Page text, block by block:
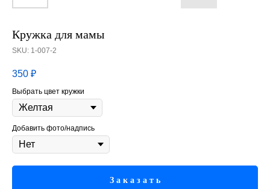
Кружка для мамы
SKU: 1-007-2
350 ₽
Выбрать цвет кружки
Добавить фото/надпись
З а к а з а т ь